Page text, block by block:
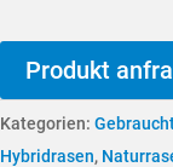
Produkt
Kategorien:
Hybridrasen,